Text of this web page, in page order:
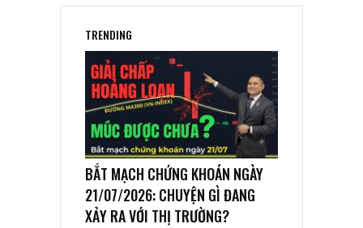
TRENDING
BẮT MẠCH CHỨNG KHOÁN NGÀY
21/07/2026: CHUYỆN GÌ ĐANG
XẢY RA VỚI THỊ TRƯỜNG?